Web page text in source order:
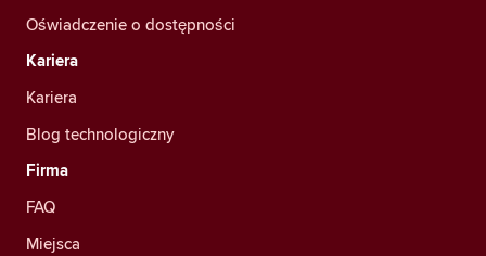
Oświadczenie o dostępności
Kariera
Kariera
Blog technologiczny
Firma
FAQ
Miejsca